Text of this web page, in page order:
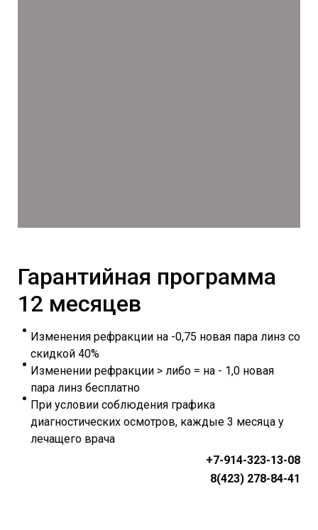
Гарантийная программа
12 месяцев
Изменения рефракции на -0,75 новая пара линз со
скидкой 40%
Изменении рефракции > либо = на - 1,0 новая
пара линз бесплатно
При условии соблюдения графика
диагностических осмотров, каждые 3 месяца у
лечащего врача
+7-914-323-13-08
8(423) 278-84-41